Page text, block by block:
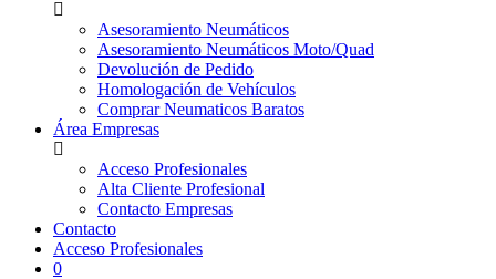
Asesoramiento Neumáticos
Asesoramiento Neumáticos Moto/Quad
Devolución de Pedido
Homologación de Vehículos
Comprar Neumaticos Baratos
Área Empresas
Acceso Profesionales
Alta Cliente Profesional
Contacto Empresas
Contacto
Acceso Profesionales
0